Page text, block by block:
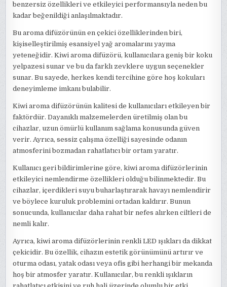
benzersiz özellikleri ve etkileyici performansıyla neden bu
kadar beğenildiği anlaşılmaktadır.
Bu aroma difüzörünün en çekici özelliklerinden biri,
kişiselleştirilmiş esansiyel yağ aromalarını yayma
yeteneğidir. Kiwi aroma difüzörü, kullanıcılara geniş bir koku
yelpazesi sunar ve bu da farklı zevklere uygun seçenekler
sunar. Bu sayede, herkes kendi tercihine göre hoş kokuları
deneyimleme imkanı bulabilir.
Kiwi aroma difüzörünün kalitesi de kullanıcıları etkileyen bir
faktördür. Dayanıklı malzemelerden üretilmiş olan bu
cihazlar, uzun ömürlü kullanım sağlama konusunda güven
verir. Ayrıca, sessiz çalışma özelliği sayesinde odanın
atmosferini bozmadan rahatlatıcı bir ortam yaratır.
Kullanıcı geri bildirimlerine göre, kiwi aroma difüzörlerinin
etkileyici nemlendirme özellikleri olduğu bilinmektedir. Bu
cihazlar, içerdikleri suyu buharlaştırarak havayı nemlendirir
ve böylece kuruluk problemini ortadan kaldırır. Bunun
sonucunda, kullanıcılar daha rahat bir nefes alırken ciltleri de
nemli kalır.
Ayrıca, kiwi aroma difüzörlerinin renkli LED ışıkları da dikkat
çekicidir. Bu özellik, cihazın estetik görünümünü artırır ve
oturma odası, yatak odası veya ofis gibi herhangi bir mekanda
hoş bir atmosfer yaratır. Kullanıcılar, bu renkli ışıkların